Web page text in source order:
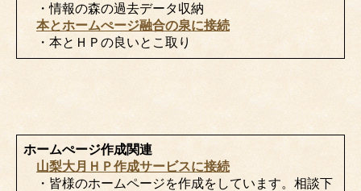
・情報の森の過去データ収納
本とホームぺージ融合の泉に接続
・本とＨＰの良いとこ取り
ホームぺージ作成関連
山梨大月ＨＰ作成サービスに接続
・皆様のホームページを作成をしています。相談下